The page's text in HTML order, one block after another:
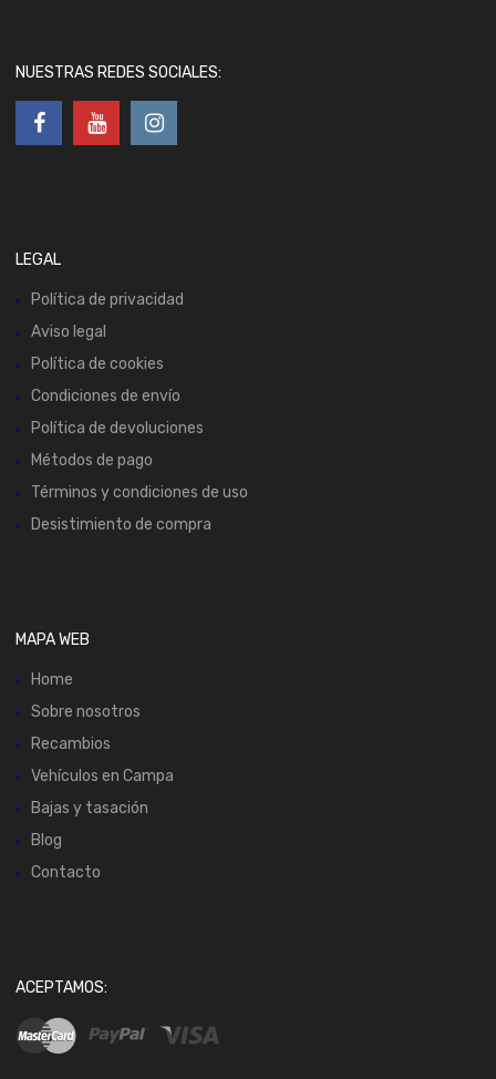
NUESTRAS REDES SOCIALES:
LEGAL
Política de privacidad
Aviso legal
Política de cookies
Condiciones de envío
Política de devoluciones
Métodos de pago
Términos y condiciones de uso
Desistimiento de compra
MAPA WEB
Home
Sobre nosotros
Recambios
Vehículos en Campa
Bajas y tasación
Blog
Contacto
ACEPTAMOS: